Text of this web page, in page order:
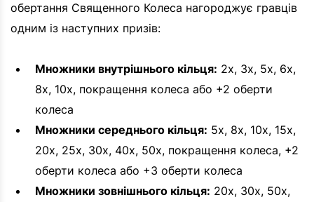
обертання Священного Колеса нагороджує гравців
одним із наступних призів:
Множники внутрішнього кільця: 2x, 3x, 5x, 6x,
8x, 10x, покращення колеса або +2 оберти
колеса
Множники середнього кільця: 5x, 8x, 10x, 15x,
20x, 25x, 30x, 40x, 50x, покращення колеса, +2
оберти колеса або +3 оберти колеса
Множники зовнішнього кільця: 20x, 30x, 50x,